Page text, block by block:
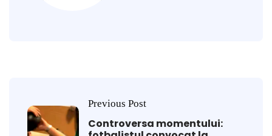
Previous Post
Controversa momentului: